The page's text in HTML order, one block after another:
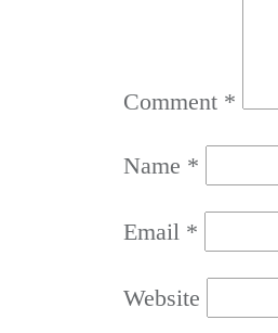
Comment *
Name *
Email *
Website